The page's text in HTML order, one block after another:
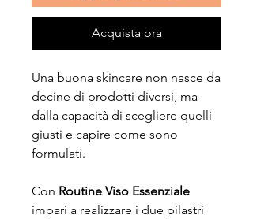
Acquista ora
Una buona skincare non nasce da
decine di prodotti diversi, ma
dalla capacità di scegliere quelli
giusti e capire come sono
formulati.
Con Routine Viso Essenziale
impari a realizzare i due pilastri